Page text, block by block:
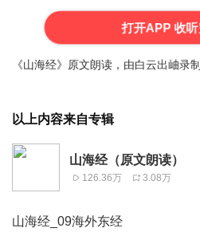
打开APP 收
《山海经》原文朗读，由白云出岫录制
以上内容来自专辑
山海经（原文朗读）
126.36万 3.08万
山海经_09海外东经